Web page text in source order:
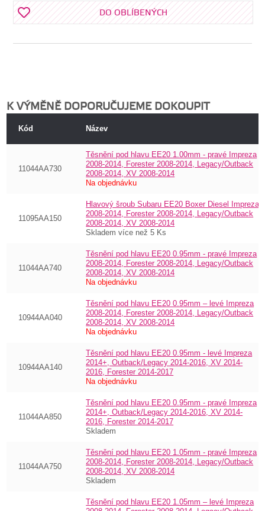
DO OBLÍBENÝCH
K VÝMĚNĚ DOPORUČUJEME DOKOUPIT
Kód Název
11044AA730
Těsnění pod hlavu EE20 1.00mm - pravé Impreza
2008-2014, Forester 2008-2014, Legacy/Outback
2008-2014, XV 2008-2014
Na objednávku
11095AA150
Hlavový šroub Subaru EE20 Boxer Diesel Impreza
2008-2014, Forester 2008-2014, Legacy/Outback
2008-2014, XV 2008-2014
Skladem více než 5 Ks
11044AA740
Těsnění pod hlavu EE20 0.95mm - pravé Impreza
2008-2014, Forester 2008-2014, Legacy/Outback
2008-2014, XV 2008-2014
Na objednávku
10944AA040
Těsnění pod hlavu EE20 0.95mm – levé Impreza
2008-2014, Forester 2008-2014, Legacy/Outback
2008-2014, XV 2008-2014
Na objednávku
10944AA140
Těsnění pod hlavu EE20 0.95mm - levé Impreza
2014+, Outback/Legacy 2014-2016, XV 2014-
2016, Forester 2014-2017
Na objednávku
11044AA850
Těsnění pod hlavu EE20 0.95mm - pravé Impreza
2014+, Outback/Legacy 2014-2016, XV 2014-
2016, Forester 2014-2017
Skladem
11044AA750
Těsnění pod hlavu EE20 1.05mm - pravé Impreza
2008-2014, Forester 2008-2014, Legacy/Outback
2008-2014, XV 2008-2014
Skladem
Těsnění pod hlavu EE20 1.05mm – levé Impreza